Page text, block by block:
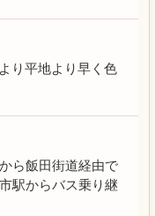
り平地より早く色
ら飯田街道経由で
駅からバス乗り継